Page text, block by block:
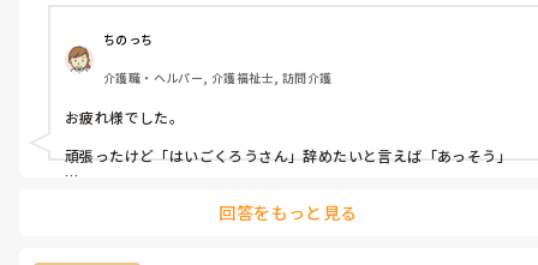
先週までコロナ対応でロング夜勤続くし体調悪いのは続いていた
けどまさかの体験だった。
利用者さんといっしょに救急車は乗ったり病院での説明や引き継
ぎ以外で自分が立場逆転するなんて。
後から料金の明細見たけどまぁまぁ高いし、次来たら倍取られる
可能性を示唆する用紙を貰う。
タクシー代わりに救急車呼んで緊急性全く無いのに来る人いるか
突き上げられるのは仕方ないそれが仕事なんだよ。
今のスタッフでよくコロナ対応できたなと思う。
はっきり言ってガウンテクニックとか知らない⁇
と思うほどいい加減ではあったような気がする。
人材不足は他の事業所でも深刻m(._.)m
訪看の管理者さんはオウンコール対応で大変らしく、
若手のスタッフはまずやらないらしい。
施設の利用者より在宅の利用者を優先するのは当たり前^_^それ
ちのっち
介護職・ヘルパー, 介護福祉士, 訪問介護
お疲れ様でした。
頑張ったけど「はいごくろうさん」辞めたいと言えば「あっそう」
暇になった、タイミー行こうかな」
回答をもっと見る